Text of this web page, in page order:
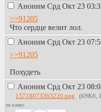
Аноним Срд Окт 23
>>91205
Что сердце велит лол.
Аноним Срд Окт 23
>>91205
Похудеть
Аноним Срд Окт 23
15718073363220.png (69Кб,
по клику.